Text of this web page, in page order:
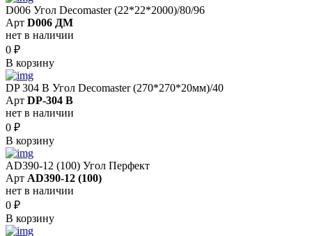
D006 Угол Decomaster (22*22*2000)/80/96
Арт D006 ДМ
нет в наличии
0 ₽
В корзину
DP 304 B Угол Decomaster (270*270*20мм)/40
Арт DP-304 B
нет в наличии
0 ₽
В корзину
AD390-12 (100) Угол Перфект
Арт AD390-12 (100)
нет в наличии
0 ₽
В корзину